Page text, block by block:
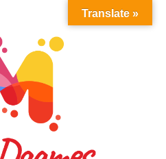
Translate »